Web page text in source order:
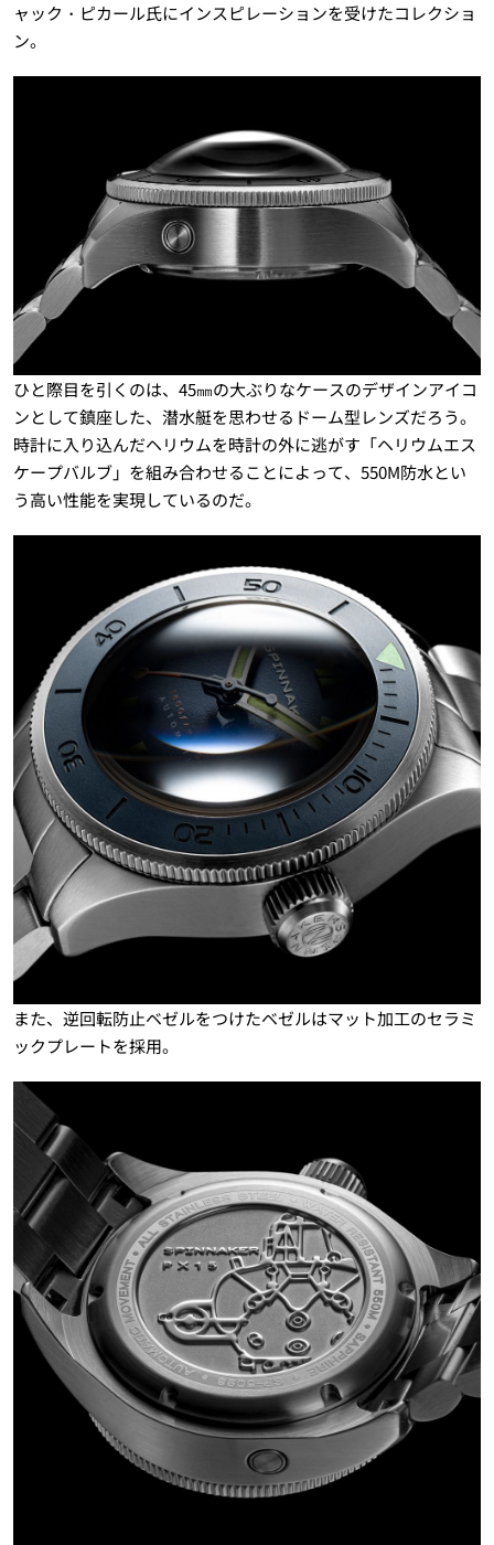
ャック・ピカール氏にインスピレーションを受けたコレクショ
ン。
ひと際目を引くのは、45㎜の大ぶりなケースのデザインアイコ
ンとして鎮座した、潜水艇を思わせるドーム型レンズだろう。
時計に入り込んだヘリウムを時計の外に逃がす「ヘリウムエス
ケープバルブ」を組み合わせることによって、550M防水とい
う高い性能を実現しているのだ。
また、逆回転防止ベゼルをつけたベゼルはマット加工のセラミ
ックプレートを採用。